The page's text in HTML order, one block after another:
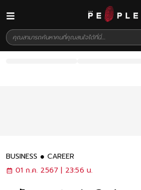
BUSINESS
CAREER
01 ก.ค. 2567 | 23:56 น.